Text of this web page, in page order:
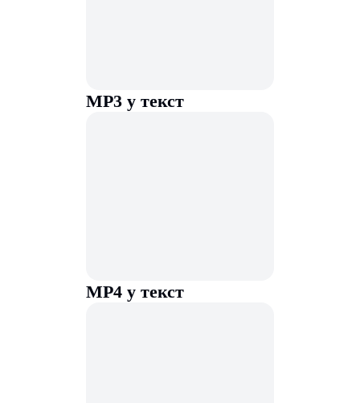
MP3 у текст
MP4 у текст